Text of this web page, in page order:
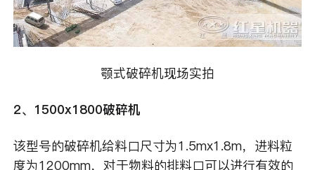
颚式破碎机现场实拍
2、1500x1800破碎机
该型号的破碎机给料口尺寸为1.5mx1.8m，进料粒
度为1200mm，对于物料的排料口可以进行有效的